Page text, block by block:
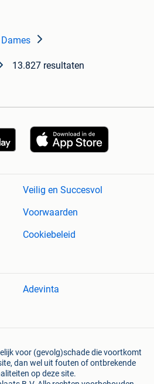
13.827 resultaten
Veilig en Succesvol
Voorwaarden
Cookiebeleid
Adevinta
voor (gevolg)schade die voortkomt
dan wel uit fouten of ontbrekende
op deze site.